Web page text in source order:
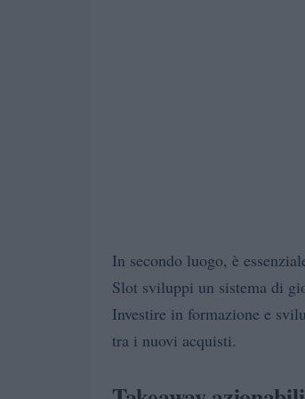
In secondo luogo, è
Slot sviluppi un sistema di
Investire in formazione e
tra i nuovi acquisti.